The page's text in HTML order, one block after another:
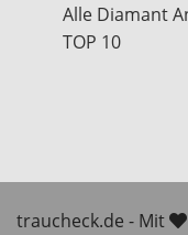
Alle Diamant
TOP 10
traucheck.de - Mit